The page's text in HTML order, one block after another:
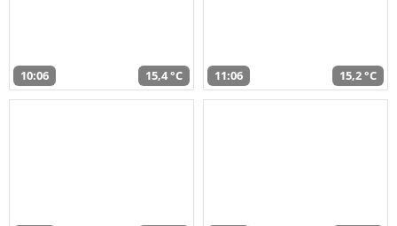
10:06 15,4 °C 11:06 15,2 °C